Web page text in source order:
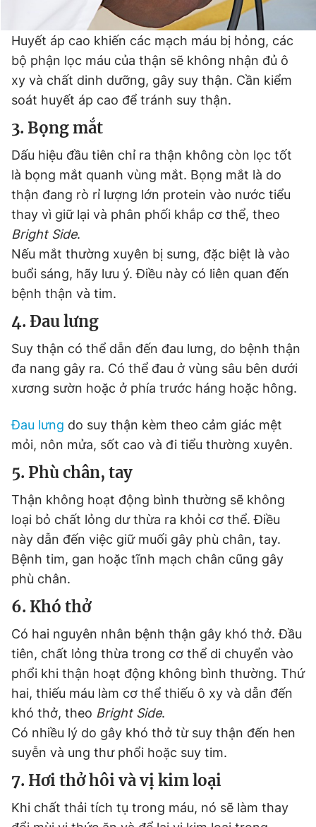
Huyết áp cao khiến các mạch máu bị hỏng, các
bộ phận lọc máu của thận sẽ không nhận đủ ô
xy và chất dinh dưỡng, gây suy thận. Cần kiểm
soát huyết áp cao để tránh suy thận.
3. Bọng mắt
Dấu hiệu đầu tiên chỉ ra thận không còn lọc tốt
là bọng mắt quanh vùng mắt. Bọng mắt là do
thận đang rò rỉ lượng lớn protein vào nước tiểu
thay vì giữ lại và phân phối khắp cơ thể, theo
Bright Side.
Nếu mắt thường xuyên bị sưng, đặc biệt là vào
buổi sáng, hãy lưu ý. Điều này có liên quan đến
bệnh thận và tim.
4. Đau lưng
Suy thận có thể dẫn đến đau lưng, do bệnh thận
đa nang gây ra. Có thể đau ở vùng sâu bên dưới
xương sườn hoặc ở phía trước háng hoặc hông.
Đau lưng do suy thận kèm theo cảm giác mệt
mỏi, nôn mửa, sốt cao và đi tiểu thường xuyên.
5. Phù chân, tay
Thận không hoạt động bình thường sẽ không
loại bỏ chất lỏng dư thừa ra khỏi cơ thể. Điều
này dẫn đến việc giữ muối gây phù chân, tay.
Bệnh tim, gan hoặc tĩnh mạch chân cũng gây
phù chân.
6. Khó thở
Có hai nguyên nhân bệnh thận gây khó thở. Đầu
tiên, chất lỏng thừa trong cơ thể di chuyển vào
phổi khi thận hoạt động không bình thường. Thứ
hai, thiếu máu làm cơ thể thiếu ô xy và dẫn đến
khó thở, theo Bright Side.
Có nhiều lý do gây khó thở từ suy thận đến hen
suyễn và ung thư phổi hoặc suy tim.
7. Hơi thở hôi và vị kim loại
Khi chất thải tích tụ trong máu, nó sẽ làm thay